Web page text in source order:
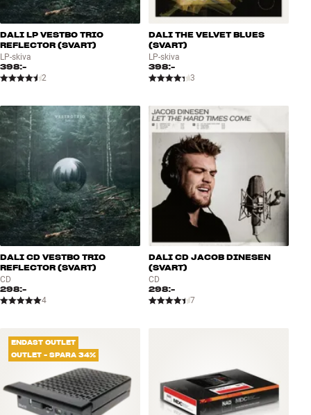
DALI LP VESTBO TRIO
REFLECTOR (SVART)
LP-skiva
398:-
2
DALI THE VELVET BLUES
(SVART)
LP-skiva
398:-
3
DALI CD VESTBO TRIO
REFLECTOR (SVART)
CD
298:-
4
DALI CD JACOB DINESEN
(SVART)
CD
298:-
7
ENDAST OUTLET
OUTLET - SPARA 34%